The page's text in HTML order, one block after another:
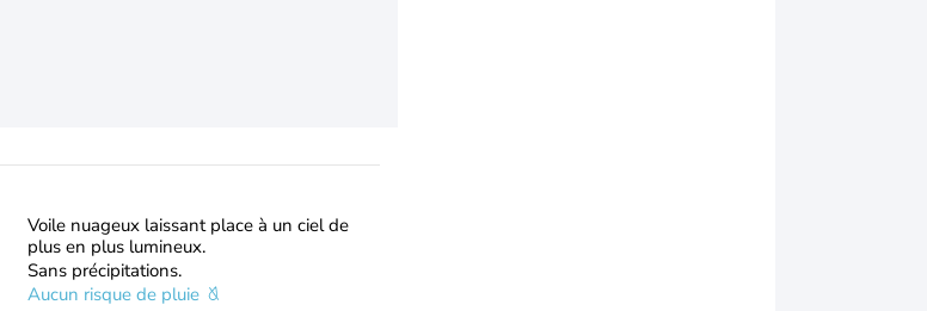
Voile nuageux laissant place à un ciel de
plus en plus lumineux.
Sans précipitations.
Aucun risque de pluie